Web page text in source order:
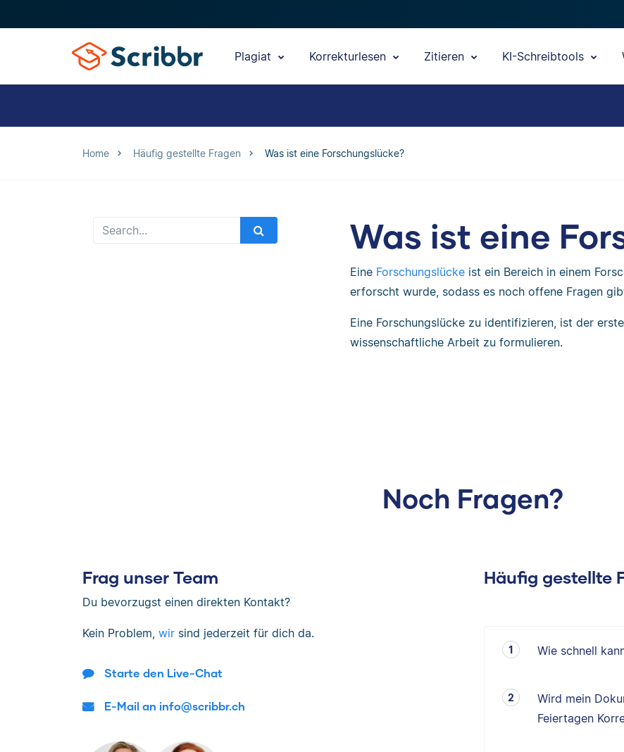
Plagiat Korrekturlesen Zitieren KI-Schreibtools
Home Häufig gestellte Fragen Was ist eine Forschungslücke?
Was ist eine
Eine Forschungslückeist ein Bereich in einem
erforscht wurde, sodass es noch offene Fragen
Eine Forschungslücke zu identifizieren, ist der
wissenschaftliche Arbeit zu formulieren.
Noch Fragen?
Frag unser Team
Du bevorzugst einen direkten Kontakt?
Kein Problem, wir sind jederzeit für dich da.
Starte den Live-Chat
E-Mail an info@scribbr.ch
Häufig gestellte
Wie schnell
Wird mein
Feiertagen